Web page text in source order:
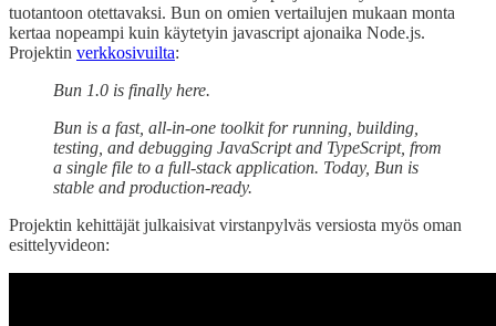
tuotantoon otettavaksi. Bun on omien vertailujen mukaan monta
kertaa nopeampi kuin käytetyin javascript ajonaika Node.js.
Projektin verkkosivuilta:
Bun 1.0 is finally here.
Bun is a fast, all-in-one toolkit for running, building,
testing, and debugging JavaScript and TypeScript, from
a single file to a full-stack application. Today, Bun is
stable and production-ready.
Projektin kehittäjät julkaisivat virstanpylväs versiosta myös oman
esittelyvideon: